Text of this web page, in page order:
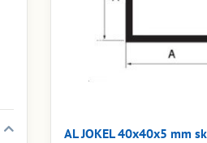
AL JOKEL 40x40x5 mm